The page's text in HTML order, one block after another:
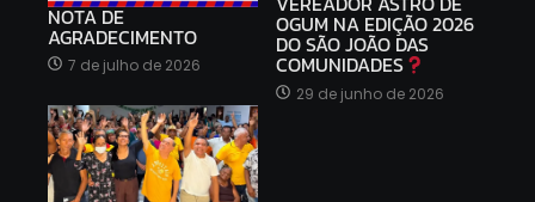
NOTA DE
AGRADECIMENTO
7 de julho de 2026
OGUM NA EDIÇÃO 2026
DO SÃO JOÃO DAS
COMUNIDADES
29 de junho de 2026